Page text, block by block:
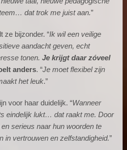
dat trok me juist aan.”
ze bijzonder. “Ik wil een veilige
aandacht geven, echt
tonen.Je krijgt daar zóveel
anders. “Je moet flexibel zijn
het leuk.”
voor haar duidelijk. “Wanneer
eindelijk lukt… dat raakt me. Door
serieus naar hun woorden te
in vertrouwen en zelfstandigheid.”